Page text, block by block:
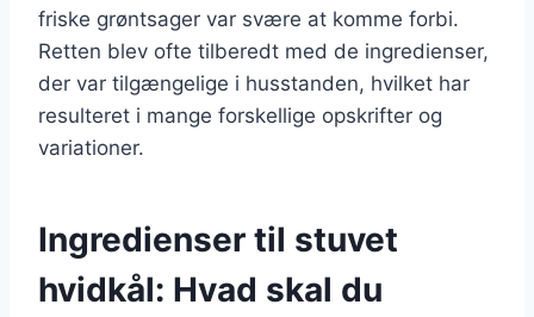
friske grøntsager var svære at komme forbi.
Retten blev ofte tilberedt med de ingredienser,
der var tilgængelige i husstanden, hvilket har
resulteret i mange forskellige opskrifter og
variationer.
Ingredienser til stuvet
hvidkål: Hvad skal du